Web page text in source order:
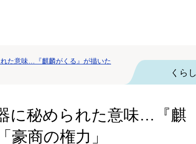
た意味…『麒麟がくる』が描いた
くらし
に秘められた意味…『麒
豪商の権力」